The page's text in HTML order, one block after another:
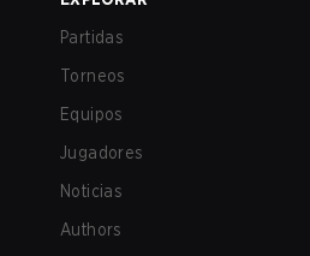
Partidas
Torneos
Equipos
Jugadores
Noticias
Authors